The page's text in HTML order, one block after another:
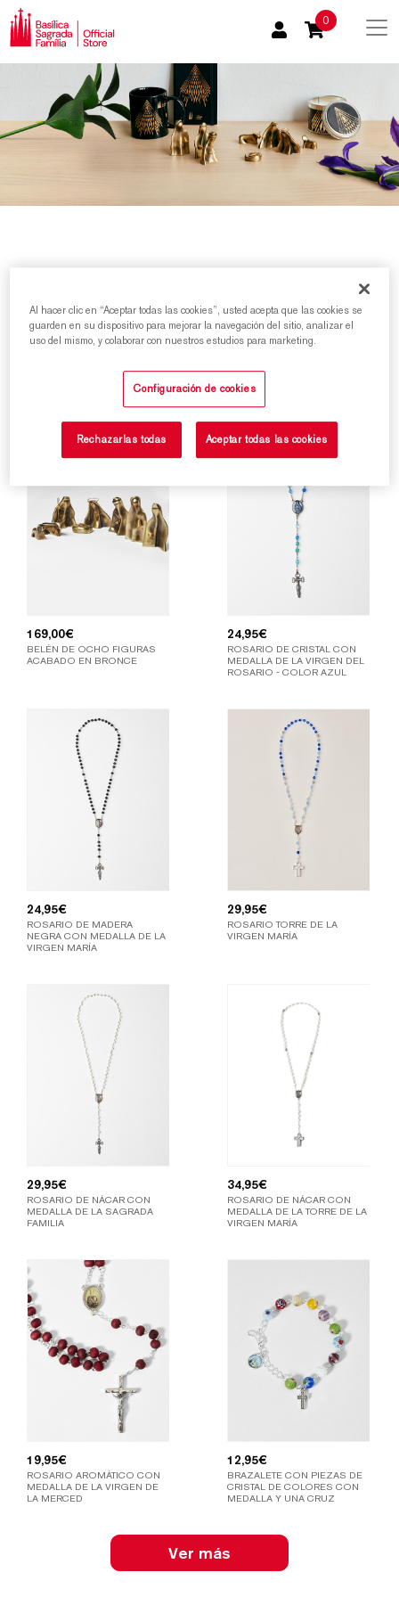
0
Inicio/Inspiración Fe y Liturgia
169,00€
BELÉN DE OCHO FIGURAS
ACABADO EN BRONCE
24,95€
ROSARIO DE CRISTAL CON
MEDALLA DE LA VIRGEN DEL
ROSARIO - COLOR AZUL
24,95€
ROSARIO DE MADERA
NEGRA CON MEDALLA DE LA
VIRGEN MARÍA
29,95€
ROSARIO TORRE DE LA
VIRGEN MARÍA
29,95€
ROSARIO DE NÁCAR CON
MEDALLA DE LA SAGRADA
FAMILIA
34,95€
ROSARIO DE NÁCAR CON
MEDALLA DE LA TORRE DE LA
VIRGEN MARÍA
19,95€
ROSARIO AROMÁTICO CON
MEDALLA DE LA VIRGEN DE
LA MERCED
12,95€
BRAZALETE CON PIEZAS DE
CRISTAL DE COLORES CON
MEDALLA Y UNA CRUZ
Ver más
Al hacer clic en “Aceptar todas las cookies”, usted acepta que las cookies se
guarden en su dispositivo para mejorar la navegación del sitio, analizar el
uso del mismo, y colaborar con nuestros estudios para marketing.
Configuración de cookies
Rechazarlas todas Aceptar todas las cookies